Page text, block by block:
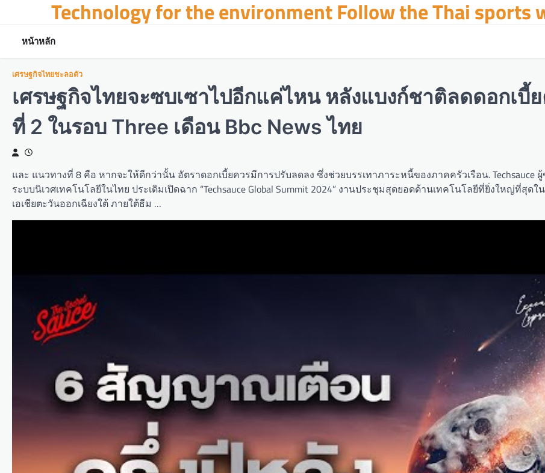
content
Technology for the environment Follow the Thai sports
หน้าหลัก
เศรษฐกิจไทยชะลอตัว
เศรษฐกิจไทยจะซบเซาไปอีกแค่ไหน หลังแบงก์ชาติลดดอกเบี้
ที่ 2 ในรอบ Three เดือน Bbc News ไทย
และ แนวทางที่ 8 คือ หากจะให้ดีกว่านั้น อัตราดอกเบี้ยควรมีการปรับลดลง ซึ่งช่วยบรรเทาภาระหนี้ของภาคครัวเรือน. Techsauce
ระบบนิเวศเทคโนโลยีในไทย ประเดิมเปิดฉาก “Techsauce Global Summit 2024” งานประชุมสุดยอดด้านเทคโนโลยีที่ยิ่งใหญ่ที่สุด
เอเชียตะวันออกเฉียงใต้ ภายใต้ธีม …